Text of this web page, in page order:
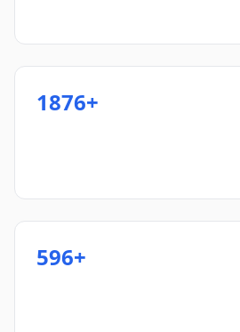
+1876
+596